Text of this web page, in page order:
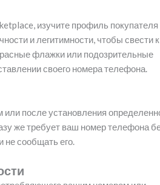
изучите профиль покупателя
и легитимности, чтобы свести к
флажки или подозрительные
своего номера телефона.
после установления
же требует ваш номер телефона
не сообщать его.